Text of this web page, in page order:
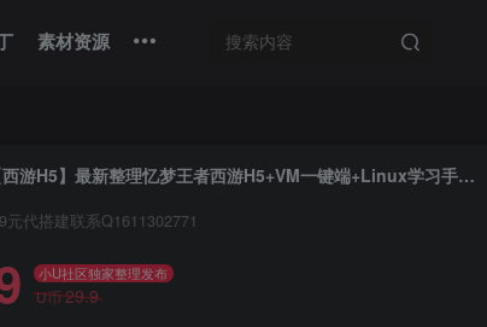
素材资源
小U社区【西游H5】最新整理忆梦王者西游H5+VM一键端+Linux学习手工端+语音视频教程+GM物品充值后台
元代搭建联系Q1611302771
小U社区独家整理发布
U币29.9